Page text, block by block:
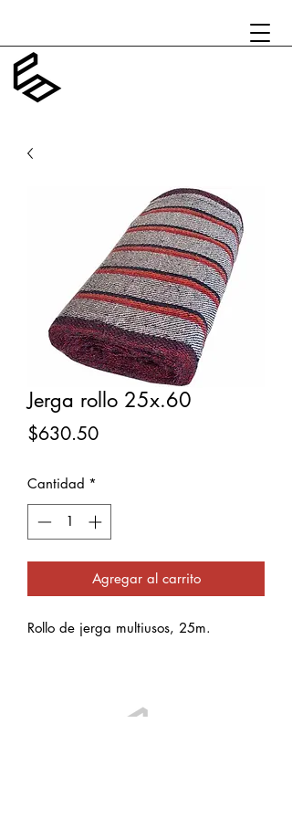
Jerga rollo 25x.60
$630.50Precio
Cantidad *
Agregar al carrito
Rollo de jerga multiusos, 25m.